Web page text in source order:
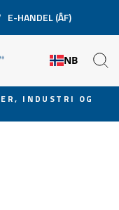
E-HANDEL (ÅF)
NB
INDUSTRI OG